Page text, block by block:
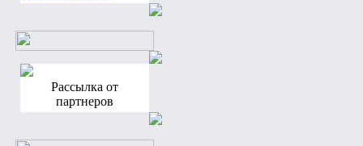
Рассылка от
партнеров